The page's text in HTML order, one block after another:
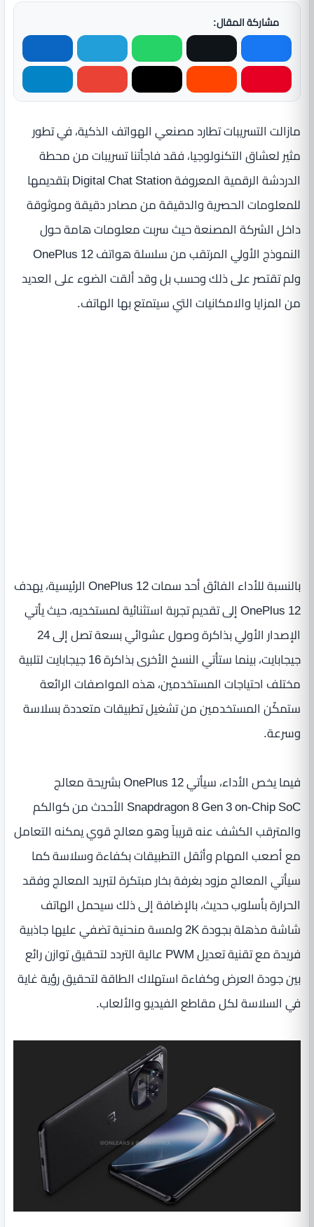
مشاركة المقال:
مازالت التسريبات تطارد مصنعي الهواتف الذكية، في تطور
مثير لعشاق التكنولوجيا، فقد فاجأتنا تسريبات من محطة
الدردشة الرقمية المعروفة Digital Chat Station بتقديمها
للمعلومات الحصرية والدقيقة من مصادر دقيقة وموثوقة
داخل الشركة المصنعة حيث سربت معلومات هامة حول
النموذج الأولي المرتقب من سلسلة هواتف OnePlus 12
ولم تقتصر على ذلك وحسب بل وقد ألقت الضوء على العديد
من المزايا والامكانيات التي سيتمتع بها الهاتف.
بالنسبة للأداء الفائق أحد سمات OnePlus 12 الرئيسية، يهدف
OnePlus 12 إلى تقديم تجربة استثنائية لمستخديه، حيث يأتي
الإصدار الأولي بذاكرة وصول عشوائي بسعة تصل إلى 24
جيجابايت، بينما ستأتي النسخ الأخرى بذاكرة 16 جيجابايت لتلبية
مختلف احتياجات المستخدمين، هذه المواصفات الرائعة
ستمكّن المستخدمين من تشغيل تطبيقات متعددة بسلاسة
وسرعة.
فيما يخص الأداء، سيأتي OnePlus 12 بشريحة معالج
Snapdragon 8 Gen 3 on-Chip SoC الأحدث من كوالكم
والمترقب الكشف عنه قريباً وهو معالج قوي يمكنه التعامل
مع أصعب المهام وأثقل التطبيقات بكفاءة وسلاسة كما
سيأتي المعالج مزود بغرفة بخار مبتكرة لتبريد المعالج وفقد
الحرارة بأسلوب حديث، بالإضافة إلى ذلك سيحمل الهاتف
شاشة مذهلة بجودة 2K ولمسة منحنية تضفي عليها جاذبية
فريدة مع تقنية تعديل PWM عالية التردد لتحقيق توازن رائع
بين جودة العرض وكفاءة استهلاك الطاقة لتحقيق رؤية غاية
في السلاسة لكل مقاطع الفيديو والألعاب.